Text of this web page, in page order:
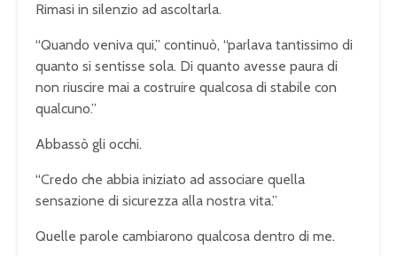
Rimasi in silenzio ad ascoltarla.
“Quando veniva qui,” continuò, “parlava tantissimo di
quanto si sentisse sola. Di quanto avesse paura di
non riuscire mai a costruire qualcosa di stabile con
qualcuno.”
Abbassò gli occhi.
“Credo che abbia iniziato ad associare quella
sensazione di sicurezza alla nostra vita.”
Quelle parole cambiarono qualcosa dentro di me.